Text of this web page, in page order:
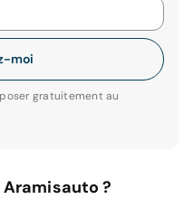
moi
gratuitement au
?